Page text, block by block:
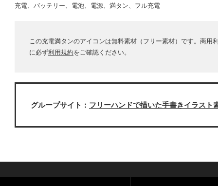
充電、バッテリー、電池、電源、満タン、フル充電
この充電満タンのアイコンは無料素材（フリー素材）です。商
に必ず利用規約をご確認ください。
グループサイト： フリーハンドで描いた手書きイラスト